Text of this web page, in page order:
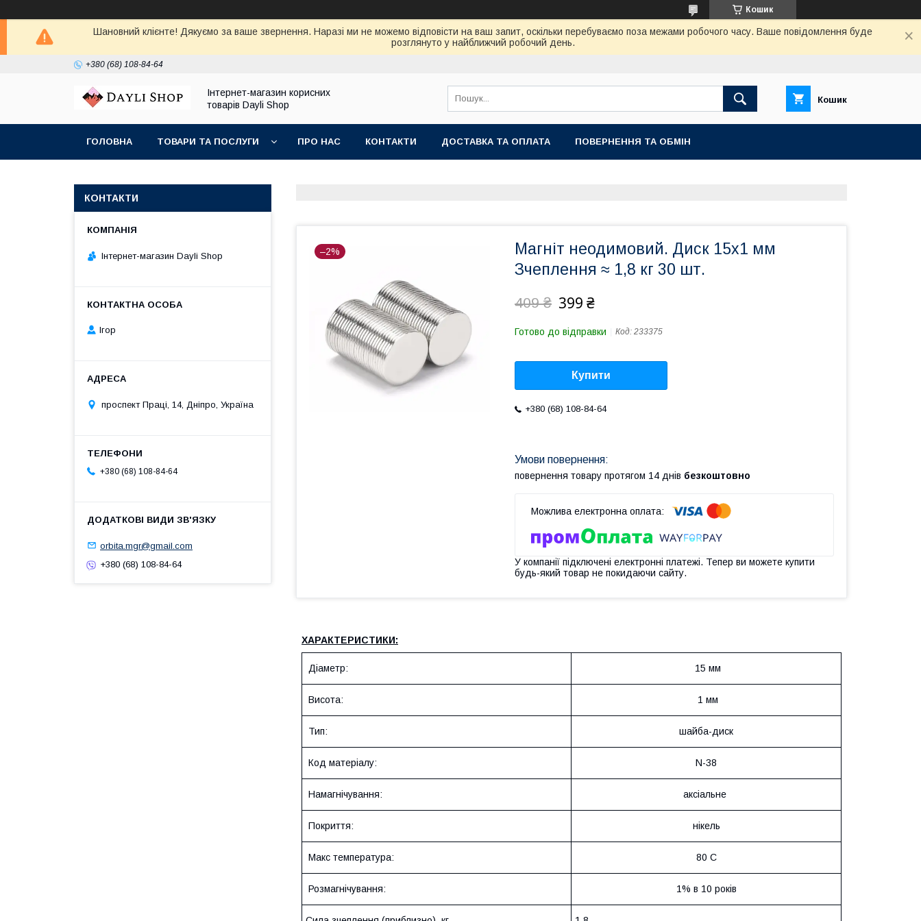
Кошик
Шановний клієнте! Дякуємо за ваше звернення. Наразі ми не можемо відповісти на ваш запит, оскільки перебуваємо поза межами робочого часу. Ваше повідомлення буде
розглянуто у найближчий робочий день.
+380 (68) 108-84-64
Інтернет-магазин корисних
товарів Dayli Shop
Кошик
ГОЛОВНА ТОВАРИ ТА ПОСЛУГИ ПРО НАС КОНТАКТИ ДОСТАВКА ТА ОПЛАТА ПОВЕРНЕННЯ ТА ОБМІН
–2%
Магніт неодимовий. Диск 15x1 мм
Зчеплення ≈ 1,8 кг 30 шт.
409 ₴ 399 ₴
Готово до відправки Код: 233375
Купити
+380 (68) 108-84-64
повернення товару протягом 14 днів безкоштовно
У компанії підключені електронні платежі. Тепер ви можете купити
будь-який товар не покидаючи сайту.
ХАРАКТЕРИСТИКИ:
Діаметр: 15 мм
Висота: 1 мм
Тип: шайба-диск
Код матеріалу: N-38
Намагнічування: аксіальне
Покриття: нікель
Макс температура: 80 С
Розмагнічування: 1% в 10 років
КОНТАКТИ
Інтернет-магазин Dayli Shop
Ігор
проспект Праці, 14, Дніпро, Україна
+380 (68) 108-84-64
orbita.mgr@gmail.com
+380 (68) 108-84-64